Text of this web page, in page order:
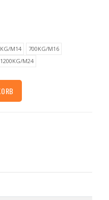
M14
700KG/M16
1200KG/M24